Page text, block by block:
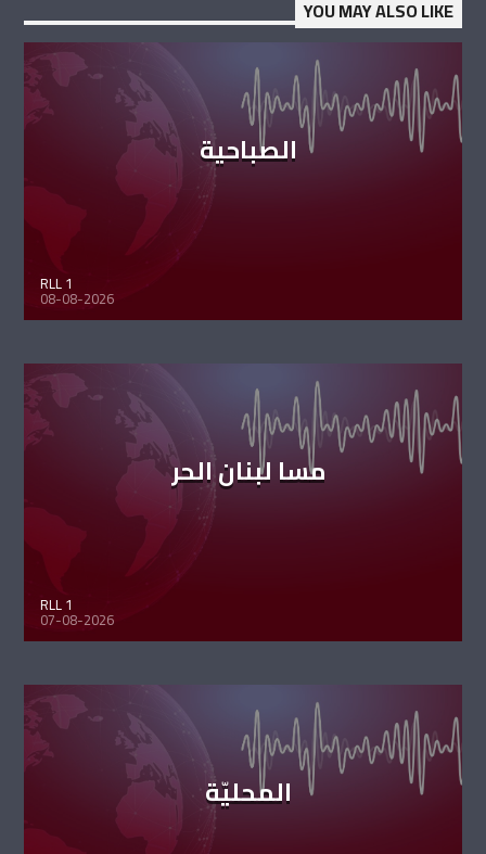
YOU MAY ALSO LIKE
الصباحية
RLL 1
08-08-2026
مسا لبنان الحر
RLL 1
07-08-2026
المحليّة